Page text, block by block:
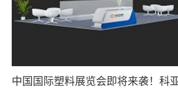
中国国际塑料展览会即将来袭！科